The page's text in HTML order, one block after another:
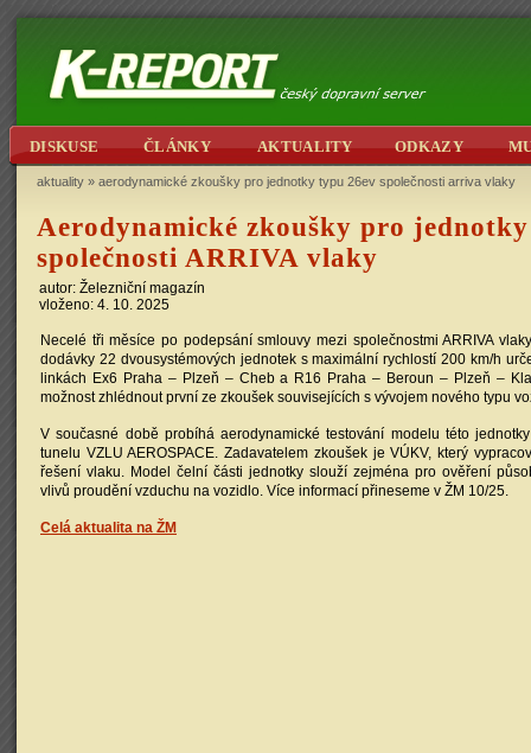
DISKUSE ČLÁNKY AKTUALITY ODKAZY
aktuality » aerodynamické zkoušky pro jednotky typu 26ev společnosti arriva vlaky
Aerodynamické zkoušky pro
společnosti ARRIVA vlaky
autor: Železniční magazín
vloženo: 4. 10. 2025
Necelé tři měsíce po podepsání smlouvy mezi společnostmi ARRIVA
dodávky 22 dvousystémových jednotek s maximální rychlostí 200 km/h
linkách Ex6 Praha – Plzeň – Cheb a R16 Praha – Beroun – Plzeň –
možnost zhlédnout první ze zkoušek souvisejících s vývojem nového typu
V současné době probíhá aerodynamické testování modelu této
tunelu VZLU AEROSPACE. Zadavatelem zkoušek je VÚKV, který
řešení vlaku. Model čelní části jednotky slouží zejména pro ověření
vlivů proudění vzduchu na vozidlo. Více informací přineseme v ŽM 10/25.
Celá aktualita na ŽM